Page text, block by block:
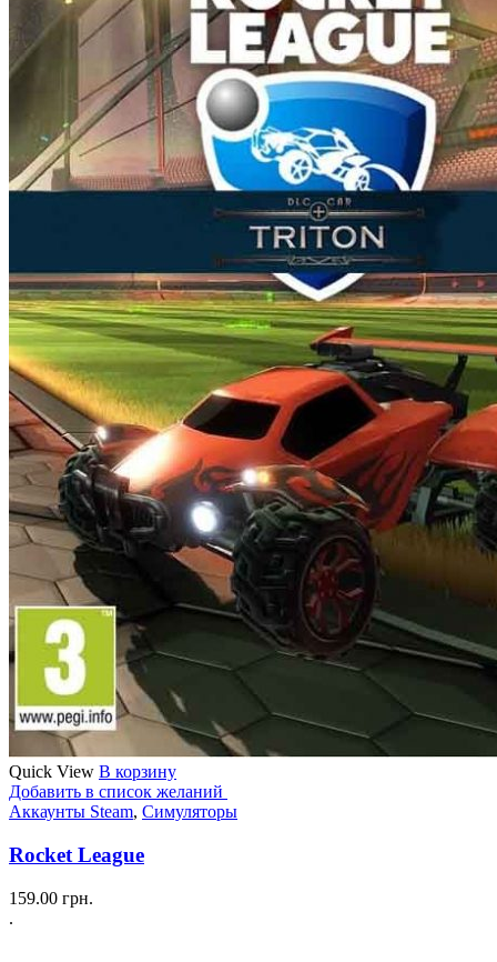
Quick View В корзину
Добавить в список желаний
Аккаунты Steam, Симуляторы
Rocket League
159.00 грн.
.